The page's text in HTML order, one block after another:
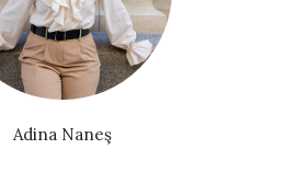
Adina Naneş